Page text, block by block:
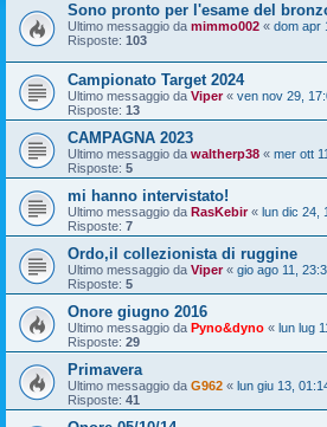
Sono pronto per l'esame del
Ultimo messaggio da mimmo002 « dom apr
Risposte: 103
Campionato Target 2024
Ultimo messaggio da Viper« ven nov 29,
Risposte: 13
CAMPAGNA 2023
Ultimo messaggio da waltherp38 « mer ott
Risposte: 5
mi hanno intervistato!
Ultimo messaggio da RasKebir« lun dic 24,
Risposte: 7
Ordo,il collezionista di ruggine
Ultimo messaggio da Viper« gio ago 11,
Risposte: 5
Onore giugno 2016
Ultimo messaggio da Pyno&dyno « lun lug
Risposte: 29
Primavera
Ultimo messaggio da G962 « lun giu 13,
Risposte: 41